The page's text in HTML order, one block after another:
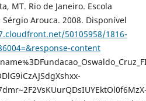
MT. Rio de Janeiro. Escola
Arouca. 2008. Disponível
50105958/1816-
content